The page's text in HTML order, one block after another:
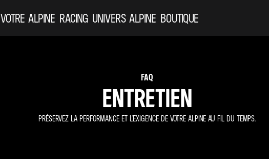
VOTRE ALPINE RACING UNIVERS ALPINE BOUTIQUE
FAQ
ENTRETIEN
PRÉSERVEZ LA PERFORMANCE ET L’EXIGENCE DE VOTRE ALPINE AU FIL DU TEMPS.